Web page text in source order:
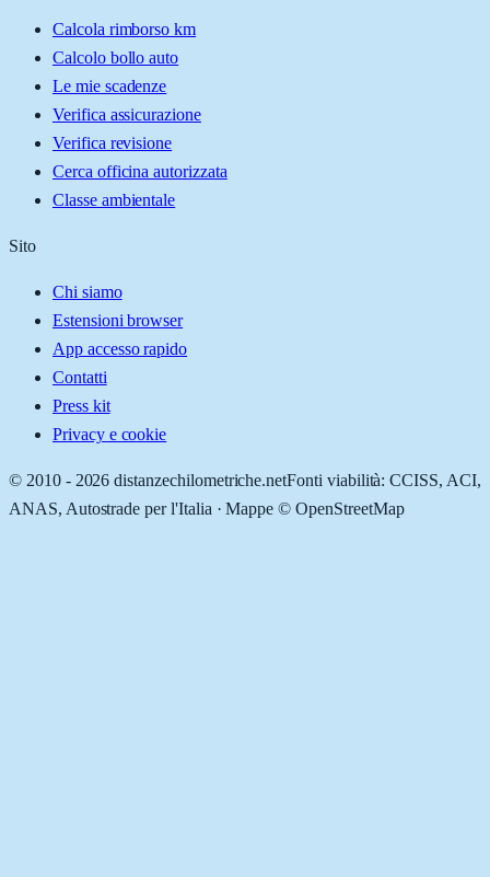
Calcola rimborso km
Calcolo bollo auto
Le mie scadenze
Verifica assicurazione
Verifica revisione
Cerca officina autorizzata
Classe ambientale
Sito
Chi siamo
Estensioni browser
App accesso rapido
Contatti
Press kit
Privacy e cookie
© 2010 - 2026 distanzechilometriche.netFonti viabilità: CCISS, ACI,
ANAS, Autostrade per l'Italia · Mappe © OpenStreetMap